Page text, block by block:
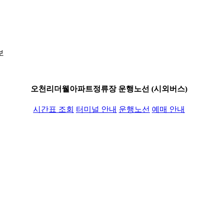
오천리더웰아파트정류장 운행노선 (시외버스)
시간표 조회 터미널 안내 운행노선 예매 안내